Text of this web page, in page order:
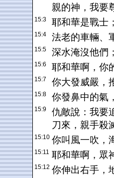
親的神，我要
15:3 耶和華是戰士
15:4 法老的車輛、
15:5 深水淹沒他們
15:6 耶和華啊，你
15:7 你大發威嚴，
15:8 你發鼻中的氣
15:9
仇敵說：我要
刀來，親手殺
15:10 你叫風一吹，
15:11 耶和華啊，眾
15:12 你伸出右手，